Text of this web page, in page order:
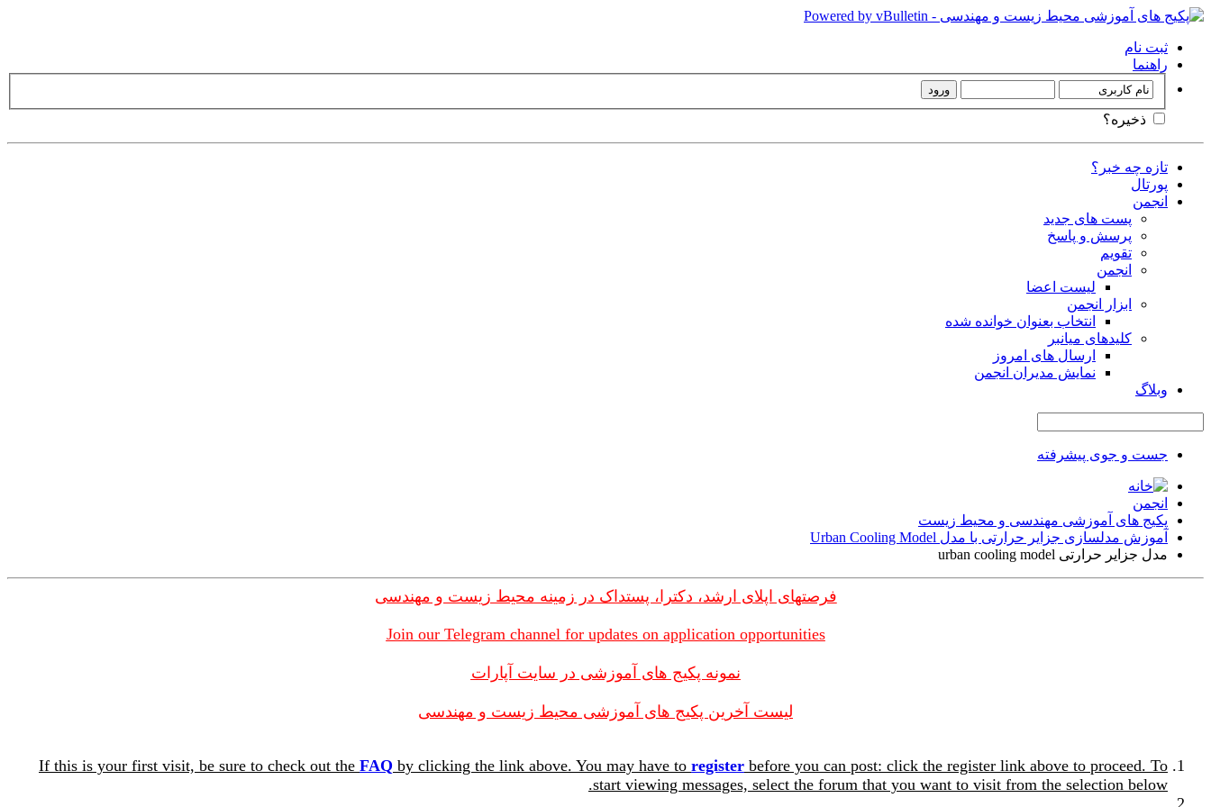
ثبت نام
راهنما
ذخیره؟
تازه چه خبر؟
پورتال
انجمن
پست های جدید
پرسش و پاسخ
تقویم
انجمن
لیست اعضا
ابزار انجمن
انتخاب بعنوان خوانده شده
کلیدهای میانبر
ارسال های امروز
نمایش مدیران انجمن
وبلاگ
جست و جوی پیشرفته
انجمن
پکیج های آموزشی مهندسی و محیط زیست
آموزش مدلسازی جزایر حرارتی با مدل Urban Cooling Model
مدل جزایر حرارتی urban cooling model
فرصتهای اپلای ارشد، دکترا، پستداک در زمینه محیط زیست و مهندسی
Join our Telegram channel for updates on application opportunities
نمونه پکیج های آموزشی در سایت آپارات
لیست آخرین پکیج های آموزشی محیط زیست و مهندسی
If this is your first visit, be sure to check out the FAQ by clicking the link above. You may have to register before you can post: click the register link above to proceed. To
start viewing messages, select the forum that you want to visit from the selection below.